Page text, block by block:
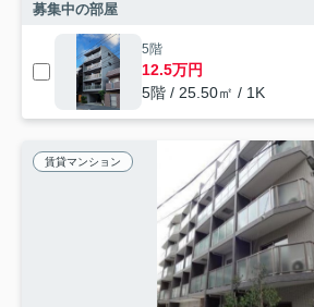
募集中の部屋
5階
12.5万円
5階 / 25.50㎡ / 1K
賃貸マンション